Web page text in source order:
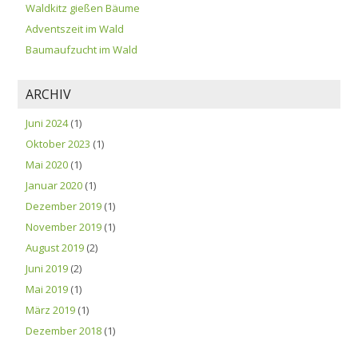
Waldkitz gießen Bäume
Adventszeit im Wald
Baumaufzucht im Wald
ARCHIV
Juni 2024(1)
Oktober 2023 (1)
Mai 2020 (1)
Januar 2020 (1)
Dezember 2019 (1)
November 2019 (1)
August 2019 (2)
Juni 2019 (2)
Mai 2019 (1)
März 2019 (1)
Dezember 2018 (1)